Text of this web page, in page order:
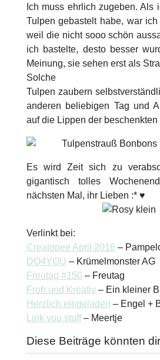
Ich muss ehrlich zugeben. Als
Tulpen gebastelt habe, war
weil die nicht sooo schön
ich bastelte, desto besser
Meinung, sie sehen erst als
Solche
Tulpen zaubern
anderen beliebigen Tag und
auf die Lippen der beschenkten
Es wird Zeit sich zu
gigantisch tolles
nächsten Mal, ihr Lieben :* ♥
Verlinkt bei:
Crealopee April 2016 –
DO4YOU – Krümelmonster AG
Freutag #150 – Freutag
Froh und Kreativ– Ein kleiner
Herzlich eingeladen – Engel +
Link you stuff– Meertje
Diese Beiträge könnten